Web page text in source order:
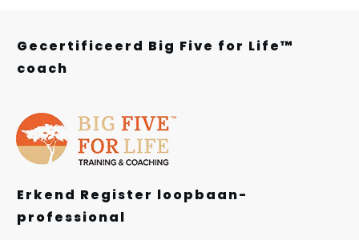
Gecertificeerd Big Five for Life™
coach
Erkend Register loopbaan-
professional